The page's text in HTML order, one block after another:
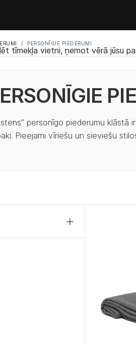
PERSONĪGIE PIEDERUMI
tīmekļa vietni, ņemot vērā jūsu
personīgo piederumu klāstā
Pieejami vīriešu un sieviešu